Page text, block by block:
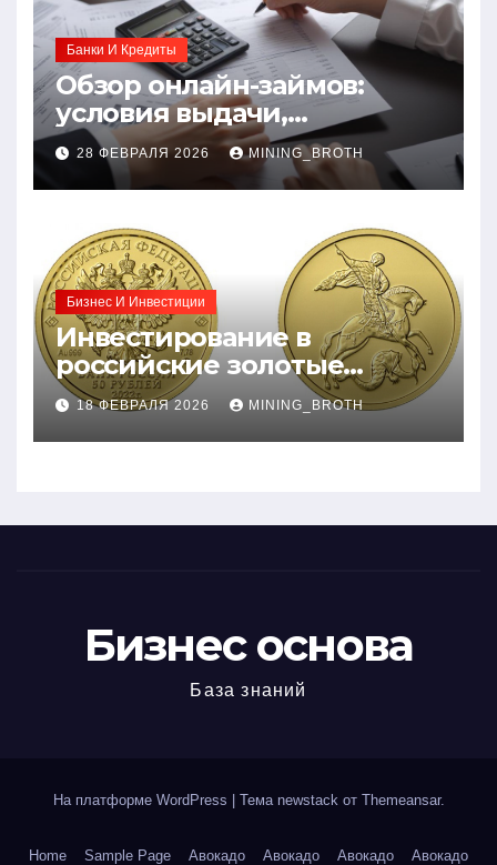
Банки И Кредиты
Обзор онлайн-займов:
условия выдачи,
процентные ставки и
требования к заемщикам
28 ФЕВРАЛЯ 2026 MINING_BROTH
Бизнес И Инвестиции
Инвестирование в
российские золотые
монеты: подробное
руководство
18 ФЕВРАЛЯ 2026 MINING_BROTH
Бизнес основа
База знаний
На платформе WordPress Тема newstack от Themeansar.
Home Sample Page Авокадо Авокадо Авокадо Авокадо